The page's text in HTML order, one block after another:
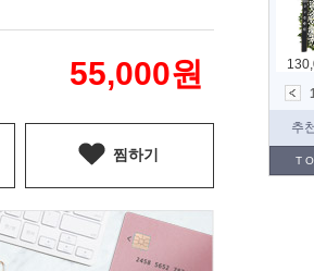
55,000원
찜하기